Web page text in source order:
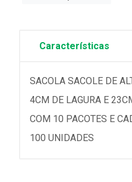
Características
SACOLA SACOLE DE
4CM DE LAGURA E
COM 10 PACOTES E
100 UNIDADES